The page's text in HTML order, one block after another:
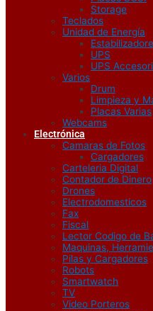
Storage
Teclados
Unidad de Energía
UPS
UPS
Varios
Drum
Limpieza y
Placas Varias
Webcams
Electrónica
Camaras de Fotos
Cargadores
Carteleria Digital
Contador de Dinero
Drones
Electrodomesticos
Fax
Fiscal
Lector Codigo de
Maquinas,
Pilas y Cargadores
Robots
Smartwatch
TV
Video Porteros